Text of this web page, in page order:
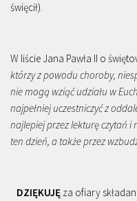
święcił).
W liście Jana Pawła II o
którzy z powodu choroby,
nie mogą wziąć udziału w
najpełniej uczestniczyć z
najlepiej przez lekturę czytań
ten dzień, a także przez
DZIĘKUJĘ za ofiary